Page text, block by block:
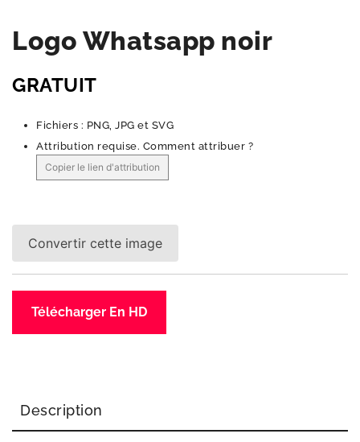
Logo Whatsapp noir
GRATUIT
Fichiers : PNG, JPG et SVG
Attribution requise. Comment attribuer ?
Copier le lien d'attribution
Convertir cette image
Télécharger En HD
Description